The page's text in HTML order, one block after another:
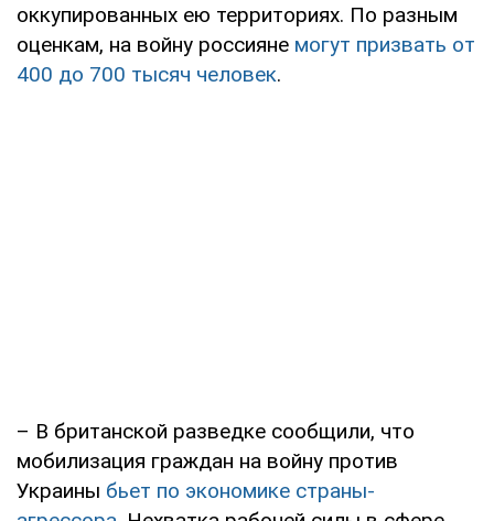
оккупированных ею территориях. По разным
оценкам, на войну россияне могут призвать от
400 до 700 тысяч человек.
– В британской разведке сообщили, что
мобилизация граждан на войну против
Украины бьет по экономике страны-